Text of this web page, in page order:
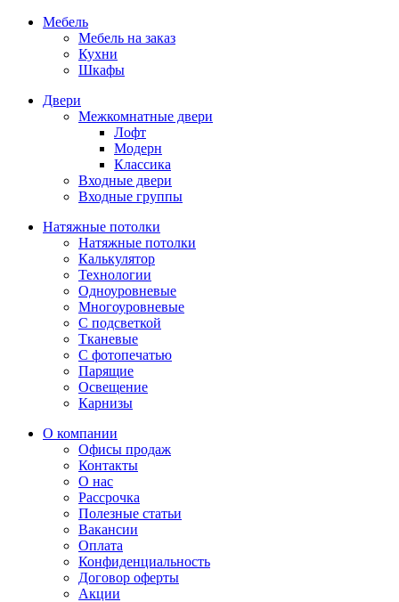
Мебель
Мебель на заказ
Кухни
Шкафы
Двери
Межкомнатные двери
Лофт
Модерн
Классика
Входные двери
Входные группы
Натяжные потолки
Натяжные потолки
Калькулятор
Технологии
Одноуровневые
Многоуровневые
С подсветкой
Тканевые
С фотопечатью
Парящие
Освещение
Карнизы
О компании
Офисы продаж
Контакты
О нас
Рассрочка
Полезные статьи
Вакансии
Оплата
Конфиденциальность
Договор оферты
Акции